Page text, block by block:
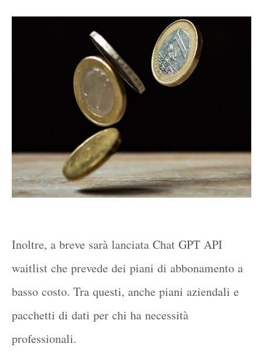
Inoltre, a breve sarà lanciata Chat GPT API
waitlist che prevede dei piani di abbonamento a
basso costo. Tra questi, anche piani aziendali e
pacchetti di dati per chi ha necessità
professionali.